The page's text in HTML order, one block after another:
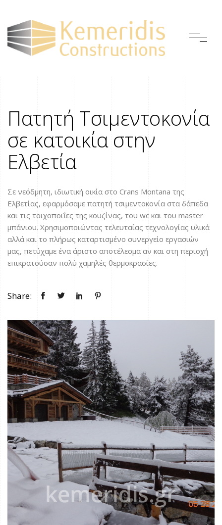
Πατητή Τσιμεντοκονία
σε κατοικία στην
Ελβετία
Σε νεόδμητη, ιδιωτική οικία στο Crans Montana της
Ελβετίας, εφαρμόσαμε πατητή τσιμεντοκονία στα δάπεδα
και τις τοιχοποιΐες της κουζίνας, του wc και του master
μπάνιου. Χρησιμοποιώντας τελευταίας τεχνολογίας υλικά
αλλά και το πλήρως καταρτισμένο συνεργείο εργασιών
μας, πετύχαμε ένα άριστο αποτέλεσμα αν και στη περιοχή
επικρατούσαν πολύ χαμηλές θερμοκρασίες.
Share: